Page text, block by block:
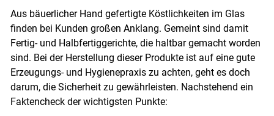
Aus bäuerlicher Hand gefertigte Köstlichkeiten im Glas
finden bei Kunden großen Anklang. Gemeint sind damit
Fertig- und Halbfertiggerichte, die haltbar gemacht worden
sind. Bei der Herstellung dieser Produkte ist auf eine gute
Erzeugungs- und Hygienepraxis zu achten, geht es doch
darum, die Sicherheit zu gewährleisten. Nachstehend ein
Faktencheck der wichtigsten Punkte: